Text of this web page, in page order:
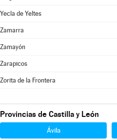
Yecla de Yeltes
Zamarra
Zamayón
Zarapicos
Zorita de la Frontera
Provincias de Castilla y León
Ávila